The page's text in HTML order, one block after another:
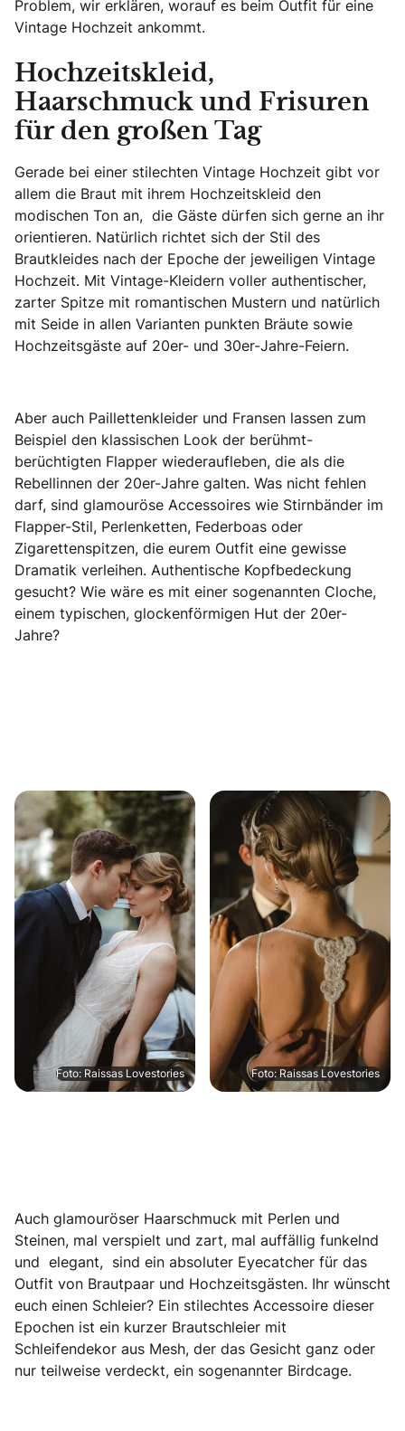
Problem, wir erklären, worauf es beim Outfit für eine
Vintage Hochzeit ankommt.
Hochzeitskleid,
Haarschmuck und Frisuren
für den großen Tag
Gerade bei einer stilechten Vintage Hochzeit gibt vor
allem die Braut mit ihrem Hochzeitskleid den
modischen Ton an, die Gäste dürfen sich gerne an ihr
orientieren. Natürlich richtet sich der Stil des
Brautkleides nach der Epoche der jeweiligen Vintage
Hochzeit. Mit Vintage-Kleidern voller authentischer,
zarter Spitze mit romantischen Mustern und natürlich
mit Seide in allen Varianten punkten Bräute sowie
Hochzeitsgäste auf 20er- und 30er-Jahre-Feiern.
Aber auch Paillettenkleider und Fransen lassen zum
Beispiel den klassischen Look der berühmt-
berüchtigten Flapper wiederaufleben, die als die
Rebellinnen der 20er-Jahre galten. Was nicht fehlen
darf, sind glamouröse Accessoires wie Stirnbänder im
Flapper-Stil, Perlenketten, Federboas oder
Zigarettenspitzen, die eurem Outfit eine gewisse
Dramatik verleihen. Authentische Kopfbedeckung
gesucht? Wie wäre es mit einer sogenannten Cloche,
einem typischen, glockenförmigen Hut der 20er-
Jahre?
Foto: Raissas Lovestories Foto: Raissas Lovestories
Auch glamouröser Haarschmuck mit Perlen und
Steinen, mal verspielt und zart, mal auffällig funkelnd
und elegant, sind ein absoluter Eyecatcher für das
Outfit von Brautpaar und Hochzeitsgästen. Ihr wünscht
euch einen Schleier? Ein stilechtes Accessoire dieser
Epochen ist ein kurzer Brautschleier mit
Schleifendekor aus Mesh, der das Gesicht ganz oder
nur teilweise verdeckt, ein sogenannter Birdcage.